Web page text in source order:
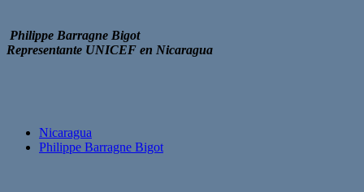
Philippe Barragne Bigot
Representante UNICEF en Nicaragua
Nicaragua
Philippe Barragne Bigot